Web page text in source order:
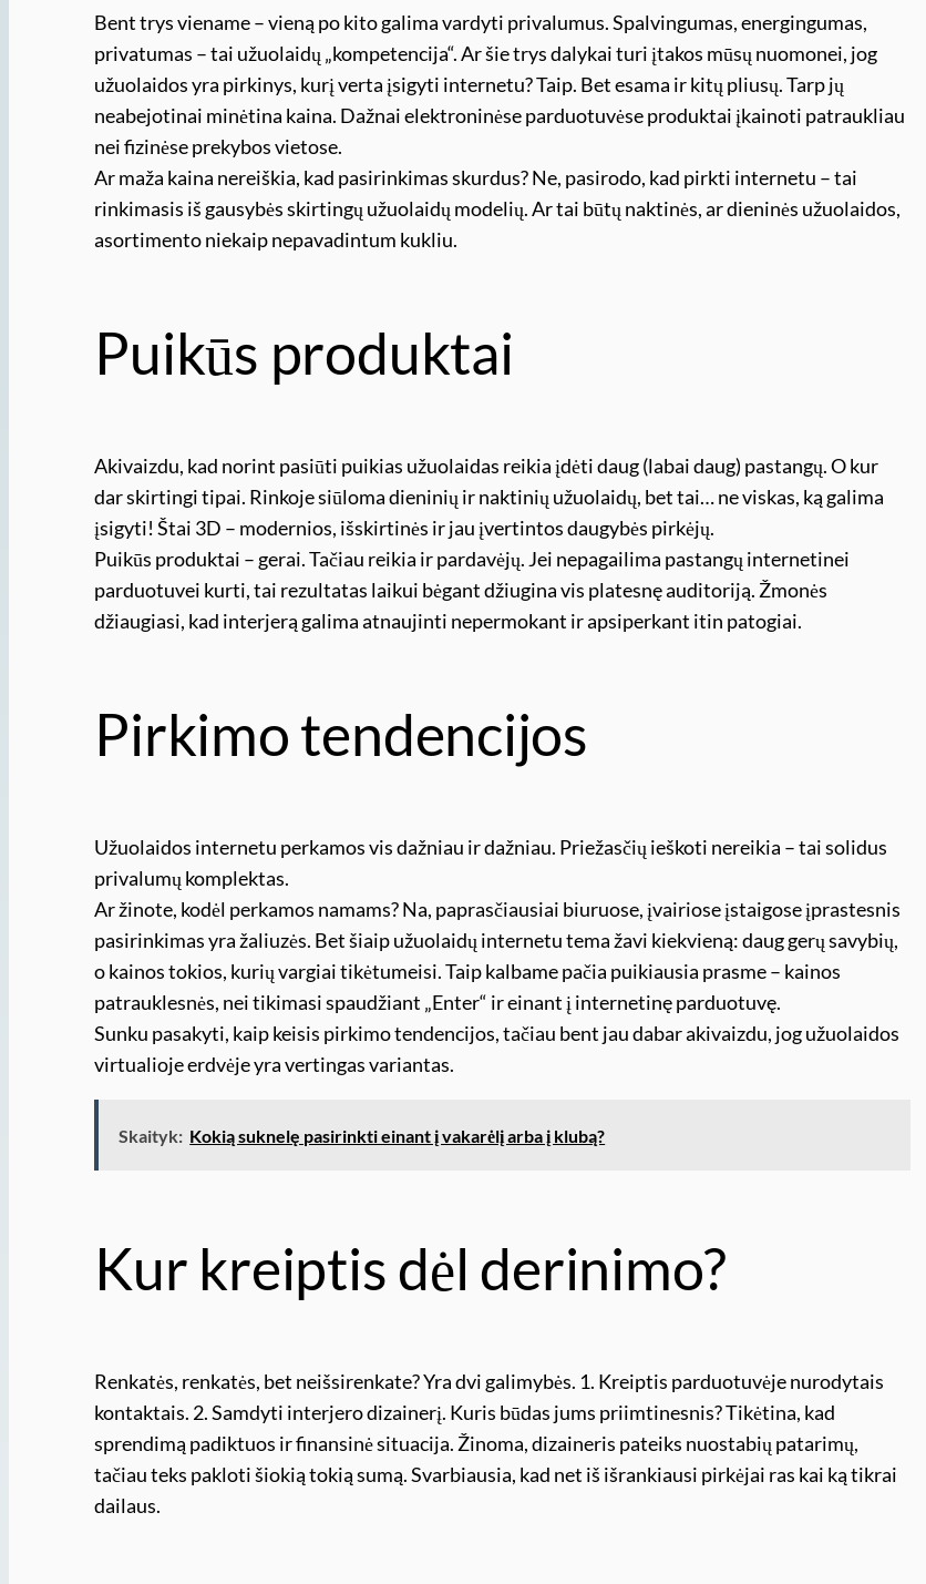
Bent trys viename – vieną po kito galima vardyti privalumus. Spalvingumas, energingumas,
privatumas – tai užuolaidų „kompetencija“. Ar šie trys dalykai turi įtakos mūsų nuomonei, jog
užuolaidos yra pirkinys, kurį verta įsigyti internetu? Taip. Bet esama ir kitų pliusų. Tarp jų
neabejotinai minėtina kaina. Dažnai elektroninėse parduotuvėse produktai įkainoti patraukliau
nei fizinėse prekybos vietose.
Ar maža kaina nereiškia, kad pasirinkimas skurdus? Ne, pasirodo, kad pirkti internetu – tai
rinkimasis iš gausybės skirtingų užuolaidų modelių. Ar tai būtų naktinės, ar dieninės užuolaidos,
asortimento niekaip nepavadintum kukliu.
Puikūs produktai
Akivaizdu, kad norint pasiūti puikias užuolaidas reikia įdėti daug (labai daug) pastangų. O kur
dar skirtingi tipai. Rinkoje siūloma dieninių ir naktinių užuolaidų, bet tai… ne viskas, ką galima
įsigyti! Štai 3D – modernios, išskirtinės ir jau įvertintos daugybės pirkėjų.
Puikūs produktai – gerai. Tačiau reikia ir pardavėjų. Jei nepagailima pastangų internetinei
parduotuvei kurti, tai rezultatas laikui bėgant džiugina vis platesnę auditoriją. Žmonės
džiaugiasi, kad interjerą galima atnaujinti nepermokant ir apsiperkant itin patogiai.
Pirkimo tendencijos
Užuolaidos internetu perkamos vis dažniau ir dažniau. Priežasčių ieškoti nereikia – tai solidus
privalumų komplektas.
Ar žinote, kodėl perkamos namams? Na, paprasčiausiai biuruose, įvairiose įstaigose įprastesnis
pasirinkimas yra žaliuzės. Bet šiaip užuolaidų internetu tema žavi kiekvieną: daug gerų savybių,
o kainos tokios, kurių vargiai tikėtumeisi. Taip kalbame pačia puikiausia prasme – kainos
patrauklesnės, nei tikimasi spaudžiant „Enter“ ir einant į internetinę parduotuvę.
Sunku pasakyti, kaip keisis pirkimo tendencijos, tačiau bent jau dabar akivaizdu, jog užuolaidos
virtualioje erdvėje yra vertingas variantas.
Skaityk: Kokią suknelę pasirinkti einant į vakarėlį arba į klubą?
Kur kreiptis dėl derinimo?
Renkatės, renkatės, bet neišsirenkate? Yra dvi galimybės. 1. Kreiptis parduotuvėje nurodytais
kontaktais. 2. Samdyti interjero dizainerį. Kuris būdas jums priimtinesnis? Tikėtina, kad
sprendimą padiktuos ir finansinė situacija. Žinoma, dizaineris pateiks nuostabių patarimų,
tačiau teks pakloti šiokią tokią sumą. Svarbiausia, kad net iš išrankiausi pirkėjai ras kai ką tikrai
dailaus.